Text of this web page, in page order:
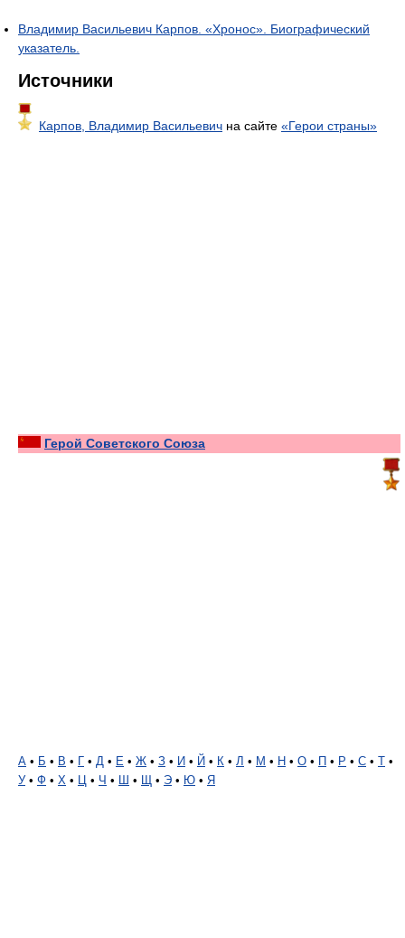
Владимир Васильевич Карпов. «Хронос». Биографический
указатель.
Источники
Карпов, Владимир Васильевич на сайте «Герои страны»
Герой Советского Союза
А • Б • В • Г • Д • Е • Ж • З • И • Й • К • Л • М • Н • О • П • Р • С • Т •
У• Ф • Х • Ц • Ч • Ш • Щ • Э • Ю • Я